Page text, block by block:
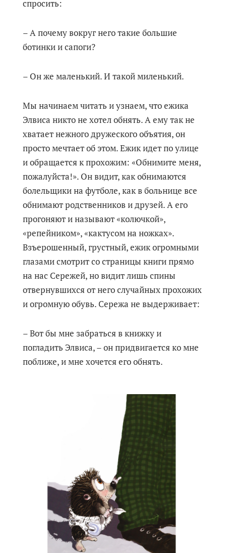
спросить:
– А почему вокруг него такие большие
ботинки и сапоги?
– Он же маленький. И такой миленький.
Мы начинаем читать и узнаем, что ежика
Элвиса никто не хотел обнять. А ему так не
хватает нежного дружеского объятия, он
просто мечтает об этом. Ежик идет по улице
и обращается к прохожим: «Обнимите меня,
пожалуйста!». Он видит, как обнимаются
болельщики на футболе, как в больнице все
обнимают родственников и друзей. А его
прогоняют и называют «колючкой»,
«репейником», «кактусом на ножках».
Взъерошенный, грустный, ежик огромными
глазами смотрит со страницы книги прямо
на нас Сережей, но видит лишь спины
отвернувшихся от него случайных прохожих
и огромную обувь. Сережа не выдерживает:
– Вот бы мне забраться в книжку и
погладить Элвиса, – он придвигается ко мне
поближе, и мне хочется его обнять.